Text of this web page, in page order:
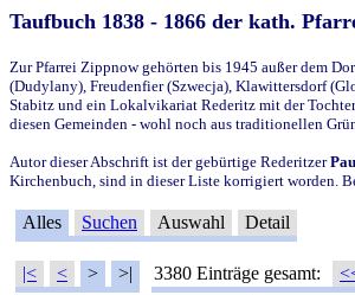
Taufbuch 1838 - 1866 der kath.
Zur Pfarrei Zippnow gehörten bis 1945 außer dem
(Dudylany), Freudenfier (Szwecja), Klawittersdorf
Stabitz und ein Lokalvikariat Rederitz mit der
diesen Gemeinden - wohl noch aus traditionellen
Autor dieser Abschrift ist der gebürtige Rederitzer
Kirchenbuch, sind in dieser Liste korrigiert worden.
Alles Suchen Auswahl Detail
|< < > >| 3380 Einträge gesamt: